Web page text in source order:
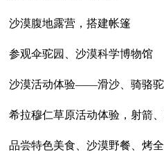
沙漠腹地露营，搭建帐篷
参观伞驼园、沙漠科学博物馆
沙漠活动体验——滑沙、骑骆
希拉穆仁草原活动体验，射箭
品尝特色美食、沙漠野餐、烤